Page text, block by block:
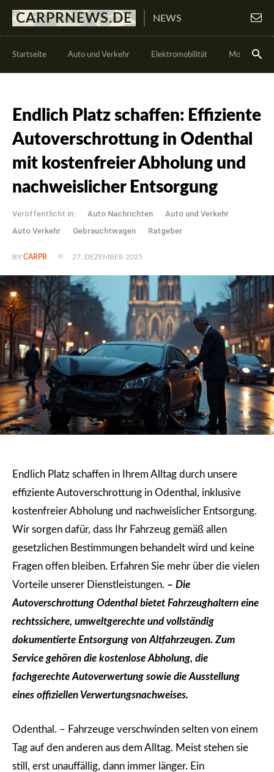
CARPRNEWS.DE NEWS
Startseite Auto und Verkehr Elektromobilität Motorsport
Endlich Platz schaffen: Effiziente
Autoverschrottung in Odenthal
mit kostenfreier Abholung und
nachweislicher Entsorgung
Veröffentlicht in: Auto Nachrichten
Auto und Verkehr
Auto Verkehr
Gebrauchtwagen Ratgeber
BY CARPR 27. DEZEMBER 2025
Endlich Platz schaffen in Ihrem Alltag durch unsere
effiziente Autoverschrottung in Odenthal, inklusive
kostenfreier Abholung und nachweislicher Entsorgung.
Wir sorgen dafür, dass Ihr Fahrzeug gemäß allen
gesetzlichen Bestimmungen behandelt wird und keine
Fragen offen bleiben. Erfahren Sie mehr über die vielen
Vorteile unserer Dienstleistungen. – Die
Autoverschrottung Odenthal bietet Fahrzeughaltern eine
rechtssichere, umweltgerechte und vollständig
dokumentierte Entsorgung von Altfahrzeugen. Zum
Service gehören die kostenlose Abholung, die
fachgerechte Autoverwertung sowie die Ausstellung
eines offiziellen Verwertungsnachweises.
Odenthal. – Fahrzeuge verschwinden selten von einem
Tag auf den anderen aus dem Alltag. Meist stehen sie
still, erst unauffällig, dann immer länger. Ein